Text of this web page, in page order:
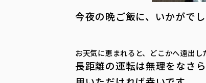
今夜の晩ご飯に、いかがで
お天気に恵まれると、どこかへ遠出し
長距離の運転は無理をなさ